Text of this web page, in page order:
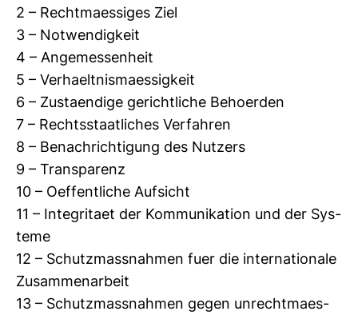
2 – Recht­ma­es­siges Ziel
3 – Not­wen­dig­keit
4 – Ange­mes­sen­heit
5 – Verhaelt­nis­ma­es­sig­keit
6 – Zustaen­dige gericht­liche Beho­erden
7 – Rechts­staat­li­ches Ver­fahren
8 – Benach­rich­ti­gung des Nut­zers
9 – Trans­pa­renz
10 – Oef­fent­liche Auf­sicht
11 – Inte­gri­taet der Kom­mu­ni­ka­tion und der Sys­
teme
12 – Schutz­mass­nahmen fuer die inter­na­tio­nale
Zusam­men­ar­beit
13 – Schutz­mass­nahmen gegen unrecht­ma­es­